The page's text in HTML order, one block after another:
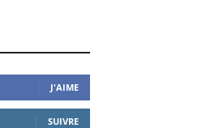
J'AIME
SUIVRE